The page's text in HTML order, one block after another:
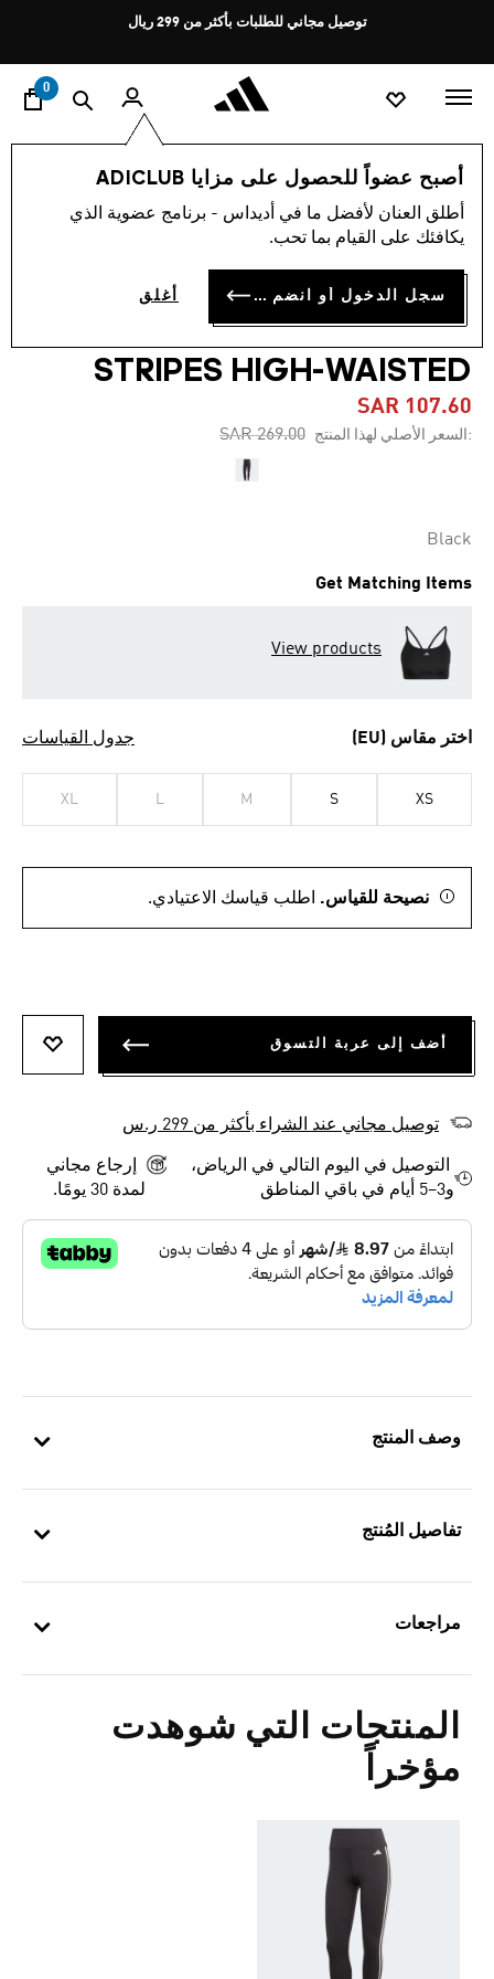
Pause
rotation
توصيل مجاني للطلبات بأكثر من 299 ريال
0
أصبح عضواً للحصول على مزايا ADICLUB
أطلق العنان لأفضل ما في أديداس - برنامج عضوية الذي
يكافئك على القيام بما تحب.
سجل الدخول أو انضم الآن أغلق
وصف المنتج
تفاصيل المُنتج
مراجعات
المنتجات التي شوهدت
مؤخراً
النساء ملابس
-60%
4.5 (47)
بنطال ضيّق بطول شبه كامل
TRAIN ESSENTIALS 3-
STRIPES HIGH-WAISTED
SAR 107.60
:السعر الأصلي لهذا المنتج Price reduced from
SAR 269.00
to
Black
Get Matching Items
View products
اختر مقاس (EU) جدول القياسات
XS
S
M
L
XL
نصيحة للقياس. اطلب قياسك الاعتيادي.
أضف إلى عربة التسوق
توصيل مجاني عند الشراء بأكثر من 299 ر.س
التوصيل في اليوم التالي في الرياض،
و3–5 أيام في باقي المناطق
إرجاع مجاني
لمدة 30 يومًا.